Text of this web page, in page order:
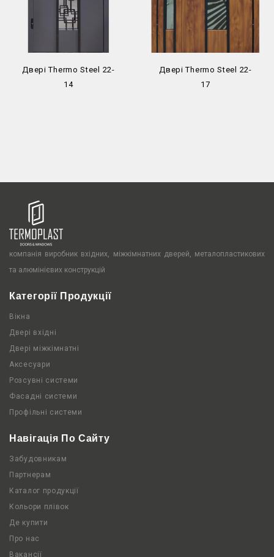
Двері Thermo Steel 22-
14
Двері Thermo Steel 22-
17
компанія виробник вхідних, міжкімнатних дверей, металопластикових
та алюмінієвих конструкцій
Категорії Продукції
Вікна
Двері вхідні
Двері міжкімнатні
Аксесуари
Розсувні системи
Фасадні системи
Профільні системи
Навігація По Сайту
Забудовникам
Партнерам
Каталог продукції
Кольори плівок
Де купити
Про нас
Вакансії